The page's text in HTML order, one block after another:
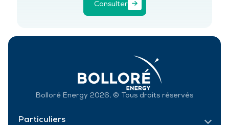
Consulter
Particuliers
Bolloré Energy 2026, © Tous droits réservés